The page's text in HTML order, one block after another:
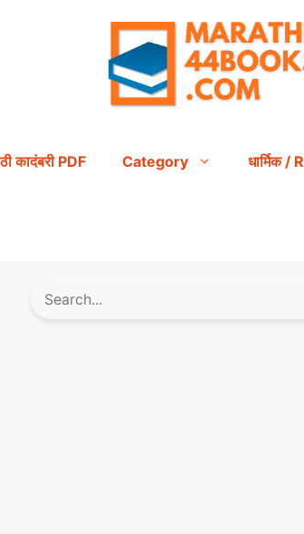
कादंबरी PDF Category धार्मिक